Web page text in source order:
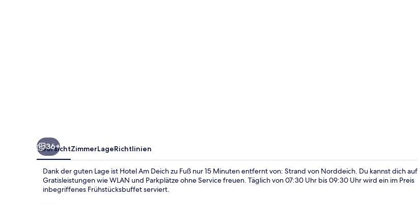
36+
ÜbersichtZimmerLageRichtlinien
Dank der guten Lage ist Hotel Am Deich zu Fuß nur 15 Minuten entfernt von: Strand von Norddeich. Du kannst dich auf
Gratisleistungen wie WLAN und Parkplätze ohne Service freuen. Täglich von 07:30 Uhr bis 09:30 Uhr wird ein im Preis
inbegriffenes Frühstücksbuffet serviert.